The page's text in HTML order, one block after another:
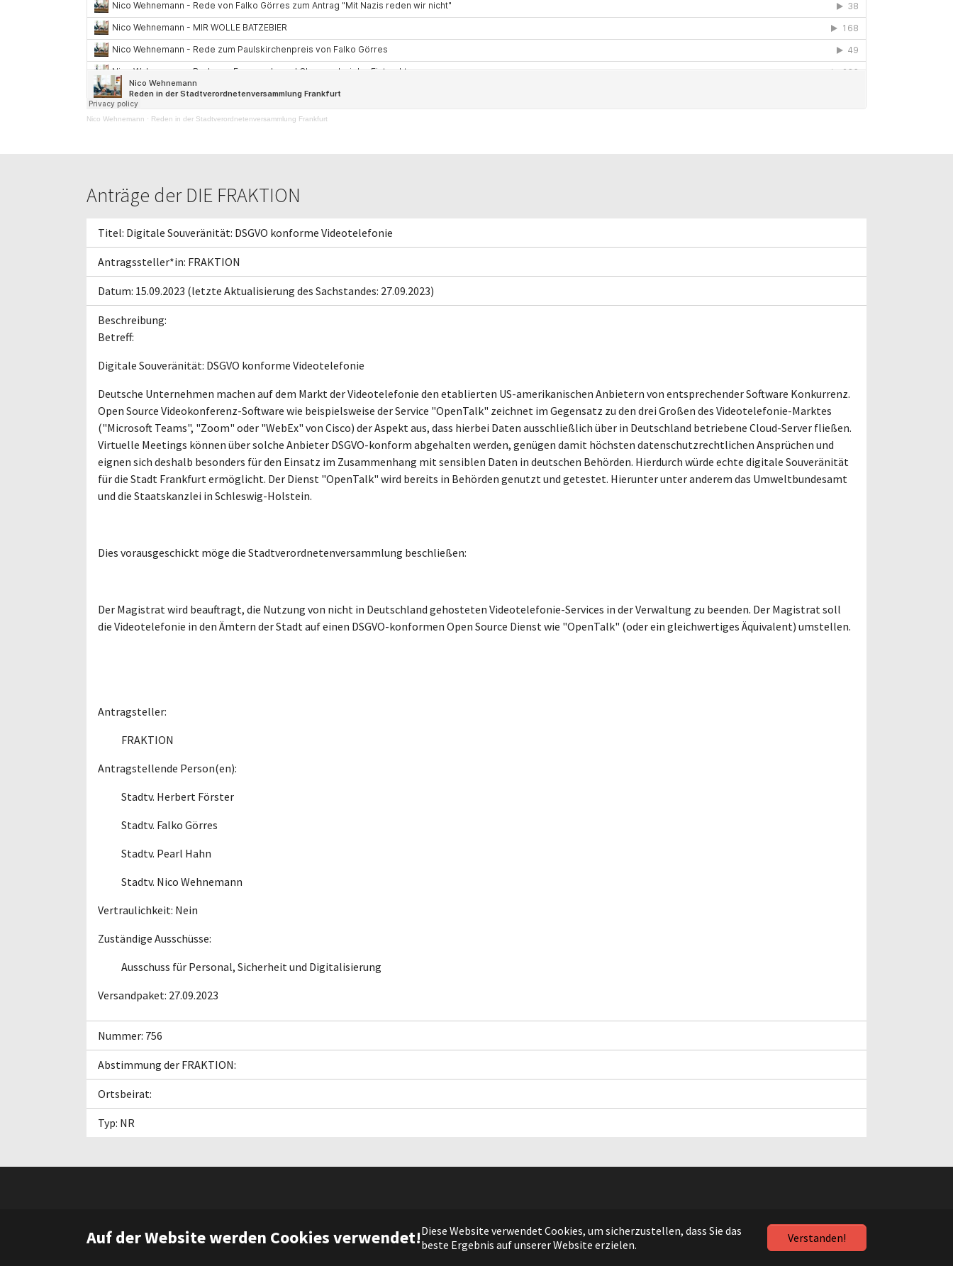
Auf der Website werden Cookies verwendet!Diese Website verwendet Cookies, um sicherzustellen, dass Sie das
beste Ergebnis auf unserer Website erzielen.
Verstanden!
Nico Wehnemann · Reden in der Stadtverordnetenversammlung Frankfurt
Anträge der DIE FRAKTION
Titel: Digitale Souveränität: DSGVO konforme Videotelefonie
Antragssteller*in: FRAKTION
Datum: 15.09.2023 (letzte Aktualisierung des Sachstandes: 27.09.2023)
Beschreibung:
Betreff:
Digitale Souveränität: DSGVO konforme Videotelefonie
Deutsche Unternehmen machen auf dem Markt der Videotelefonie den etablierten US-amerikanischen Anbietern von entsprechender Software Konkurrenz.
Open Source Videokonferenz-Software wie beispielsweise der Service "OpenTalk" zeichnet im Gegensatz zu den drei Großen des Videotelefonie-Marktes
("Microsoft Teams", "Zoom" oder "WebEx" von Cisco) der Aspekt aus, dass hierbei Daten ausschließlich über in Deutschland betriebene Cloud-Server fließen.
Virtuelle Meetings können über solche Anbieter DSGVO-konform abgehalten werden, genügen damit höchsten datenschutzrechtlichen Ansprüchen und
eignen sich deshalb besonders für den Einsatz im Zusammenhang mit sensiblen Daten in deutschen Behörden. Hierdurch würde echte digitale Souveränität
für die Stadt Frankfurt ermöglicht. Der Dienst "OpenTalk" wird bereits in Behörden genutzt und getestet. Hierunter unter anderem das Umweltbundesamt
und die Staatskanzlei in Schleswig-Holstein.
Dies vorausgeschickt möge die Stadtverordnetenversammlung beschließen:
Der Magistrat wird beauftragt, die Nutzung von nicht in Deutschland gehosteten Videotelefonie-Services in der Verwaltung zu beenden. Der Magistrat soll
die Videotelefonie in den Ämtern der Stadt auf einen DSGVO-konformen Open Source Dienst wie "OpenTalk" (oder ein gleichwertiges Äquivalent) umstellen.
Antragsteller:
FRAKTION
Antragstellende Person(en):
Stadtv. Herbert Förster
Stadtv. Falko Görres
Stadtv. Pearl Hahn
Stadtv. Nico Wehnemann
Vertraulichkeit: Nein
Zuständige Ausschüsse:
Ausschuss für Personal, Sicherheit und Digitalisierung
Versandpaket: 27.09.2023
Nummer: 756
Abstimmung der FRAKTION:
Ortsbeirat:
Typ: NR